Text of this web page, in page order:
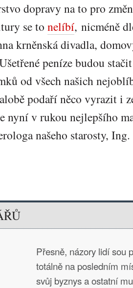
dopravy na to pro
se to nelíbí, nicméně
krněnská divadla,
peníze budou
od všech našich
podaří něco vyrazit i
nyní v rukou nejlepšího
našeho starosty,
Přesně, názory lidí sou
totálně na posledním
svůj byznys a ostatní